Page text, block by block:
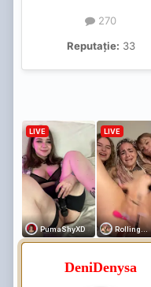
270
Reputație: 33
DeniDenysa